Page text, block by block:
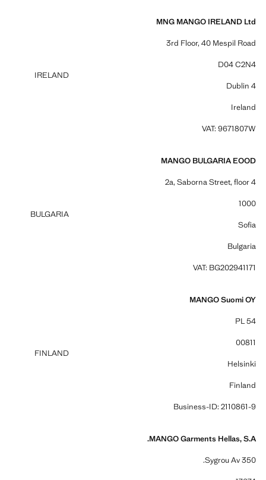
MNG MANGO IRELAND Ltd
3rd Floor, 40 Mespil Road
D04 C2N4
Dublin 4
Ireland
VAT: 9671807W
IRELAND
MANGO BULGARIA EOOD
2a, Saborna Street, floor 4
1000
Sofia
Bulgaria
VAT: BG202941171
BULGARIA
MANGO Suomi OY
PL 54
00811
Helsinki
Finland
Business-ID: 2110861-9
FINLAND
MANGO Garments Hellas, S.A.
350 Sygrou Av.